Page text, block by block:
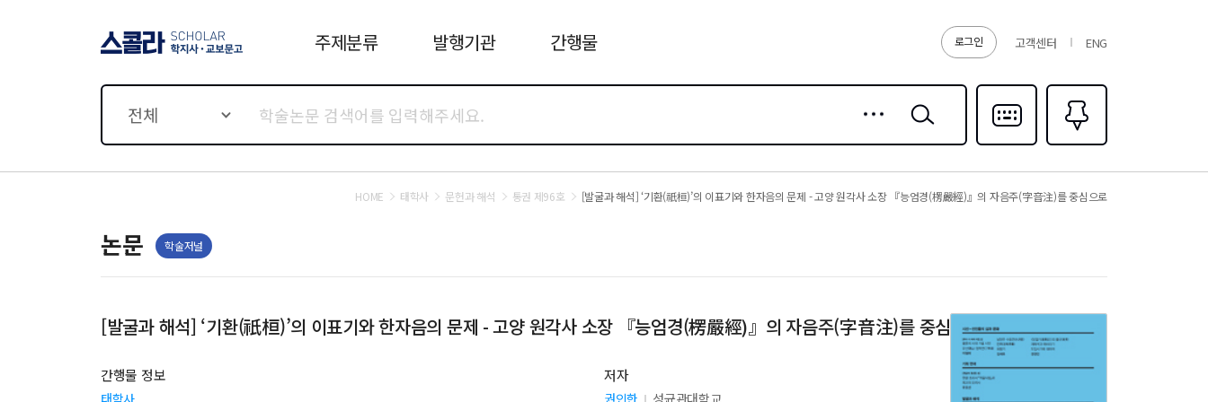
로그인 고객센터 ENG
주제분류 발행기관 간행물
전체
검색
다국어입력
즐겨찾기0
HOME 태학사 문헌과 해석 통권 제96호 [발굴과 해석] ‘기환(祇桓)’의 이표기와 한자음의 문제 - 고양 원각사 소장 『능엄경(楞嚴經)』의 자음주(字音注)를 중심으로
논문 학술저널
[발굴과 해석] ‘기환(祇桓)’의 이표기와 한자음의 문제 - 고양 원각사 소장 『능엄경(楞嚴經)』의 자음주(字音注)를 중심으로
간행물 정보 저자